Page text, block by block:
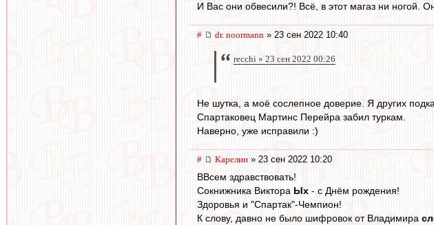
И Вас они обвесили?! Всё, в этот магаз ни ногой.
# dr. noormann » 23 сен 2022 10:40
recchi » 23 сен 2022 00:26
Не шутка, а моё сослепное доверие. Я других
Спартаковец Мартинс Перейра забил туркам.
Наверно, уже исправили :)
# Карелин » 23 сен 2022 10:20
ВВсем здравствовать!
Сокнижника Виктора Ых - с Днём рождения!
Здоровья и "Спартак"-Чемпион!
К слову, давно не было шифровок от Владимира